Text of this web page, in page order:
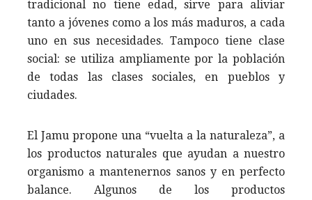
tradicional no tiene edad, sirve para aliviar
tanto a jóvenes como a los más maduros, a cada
uno en sus necesidades. Tampoco tiene clase
social: se utiliza ampliamente por la población
de todas las clases sociales, en pueblos y
ciudades.
El Jamu propone una “vuelta a la naturaleza”, a
los productos naturales que ayudan a nuestro
organismo a mantenernos sanos y en perfecto
balance. Algunos de los productos